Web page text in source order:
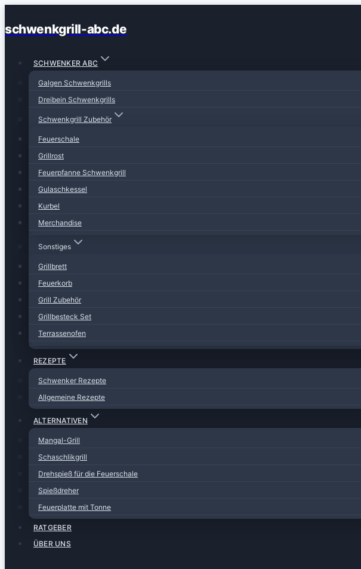
Inhalt
schwenkgrill-abc.de
SCHWENKER ABC
Galgen Schwenkgrills
Dreibein Schwenkgrills
Schwenkgrill Zubehör
Feuerschale
Grillrost
Feuerpfanne Schwenkgrill
Gulaschkessel
Kurbel
Merchandise
Sonstiges
Grillbrett
Feuerkorb
Grill Zubehör
Grillbesteck Set
Terrassenofen
REZEPTE
Schwenker Rezepte
Allgemeine Rezepte
ALTERNATIVEN
Mangal-Grill
Schaschlikgrill
Drehspieß für die Feuerschale
Spießdreher
Feuerplatte mit Tonne
RATGEBER
ÜBER UNS